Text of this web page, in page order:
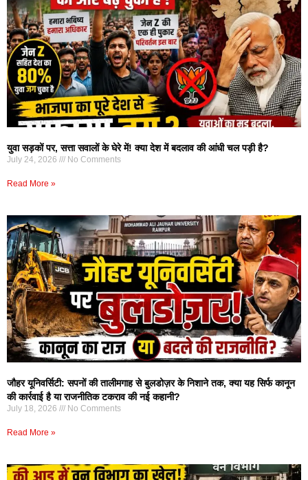
युवा सड़कों पर, सत्ता सवालों के घेरे में! क्या देश में बदलाव की आंधी चल पड़ी है?
July 24, 2026 No Comments
Read More »
जौहर यूनिवर्सिटी: सपनों की तालीमगाह से बुलडोज़र के निशाने तक, क्या यह सिर्फ कानून
की कार्रवाई है या राजनीतिक टकराव की नई कहानी?
July 18, 2026 No Comments
Read More »